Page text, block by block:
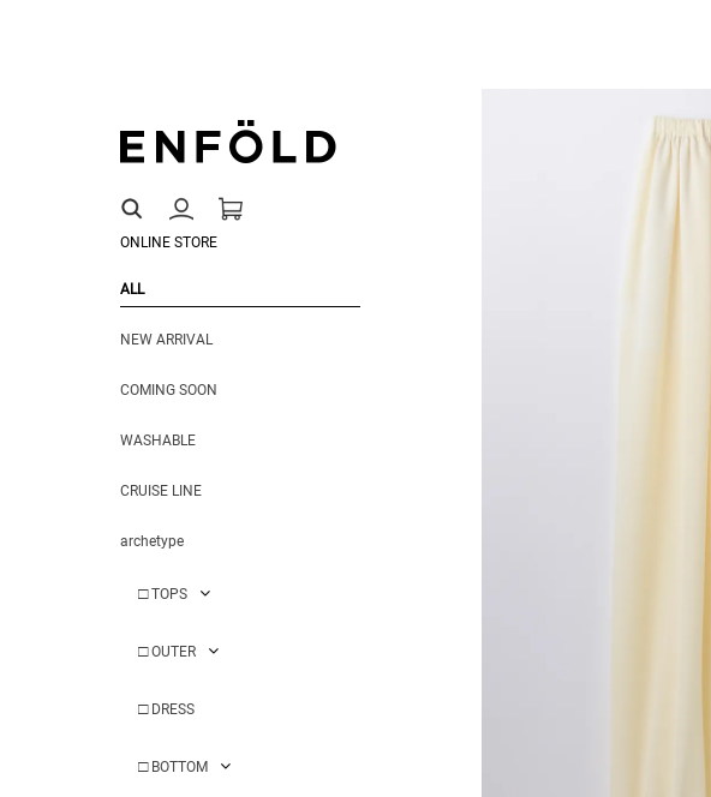
ONLINE STORE
ALL
NEW ARRIVAL
COMING SOON
WASHABLE
CRUISE LINE
archetype
□ TOPS
□ OUTER
□ DRESS
□ BOTTOM